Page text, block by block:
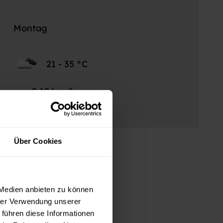
Über Cookies
anbieten zu können
Verwendung unserer
diese Informationen
Montag
21 - 35 °C
S 10 km/h
Böen 11 km/h